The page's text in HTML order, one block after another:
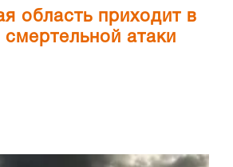
область приходит в
атаки